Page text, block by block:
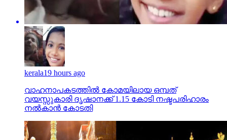
kerala19 hours ago
വാഹനാപകടത്തില്‍ കോമയിലായ ഒമ്പത്
വയസ്സുകാരി ദൃഷാനക്ക് 1.15 കോടി നഷ്ടപരിഹാരം
നല്‍കാന്‍ കോടതി